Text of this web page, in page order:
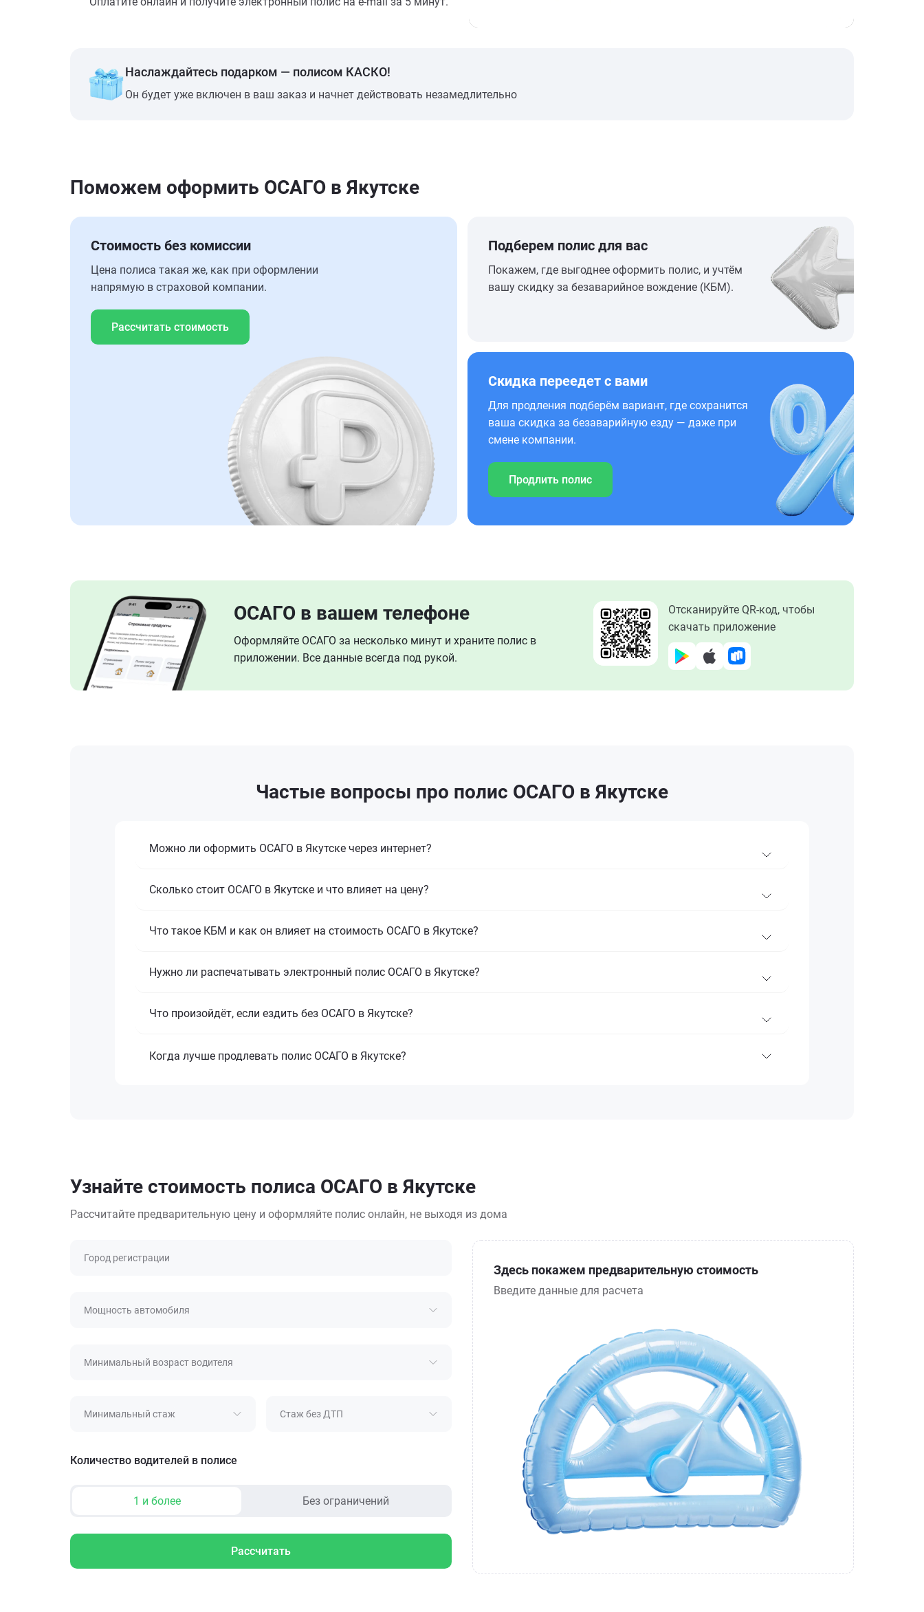
Наслаждайтесь подарком — полисом КАСКО!
Он будет уже включен в ваш заказ и начнет действовать незамедлительно
Поможем оформить ОСАГО в Якутске
Стоимость без комиссии
Цена полиса такая же, как при оформлении
напрямую в страховой компании.
Рассчитать стоимость
Подберем полис для вас
Покажем, где выгоднее оформить полис, и учтём
вашу скидку за безаварийное вождение (КБМ).
Скидка переедет с вами
Для продления подберём вариант, где сохранится
ваша скидка за безаварийную езду — даже при
смене компании.
Продлить полис
ОСАГО в вашем телефоне
Оформляйте ОСАГО за несколько минут и храните полис в
приложении. Все данные всегда под рукой.
Отсканируйте QR-код, чтобы
скачать приложение
Частые вопросы про полис ОСАГО в Якутске
Можно ли оформить ОСАГО в Якутске через интернет?
Сколько стоит ОСАГО в Якутске и что влияет на цену?
Что такое КБМ и как он влияет на стоимость ОСАГО в Якутске?
Нужно ли распечатывать электронный полис ОСАГО в Якутске?
Что произойдёт, если ездить без ОСАГО в Якутске?
Когда лучше продлевать полис ОСАГО в Якутске?
Узнайте стоимость полиса ОСАГО в Якутске
Рассчитайте предварительную цену и оформляйте полис онлайн, не выходя из дома
Город регистрации
Мощность автомобиля
Минимальный возраст водителя
Минимальный стаж Стаж без ДТП
Количество водителей в полисе
1 и более Без ограничений
Рассчитать
Здесь покажем предварительную стоимость
Введите данные для расчета